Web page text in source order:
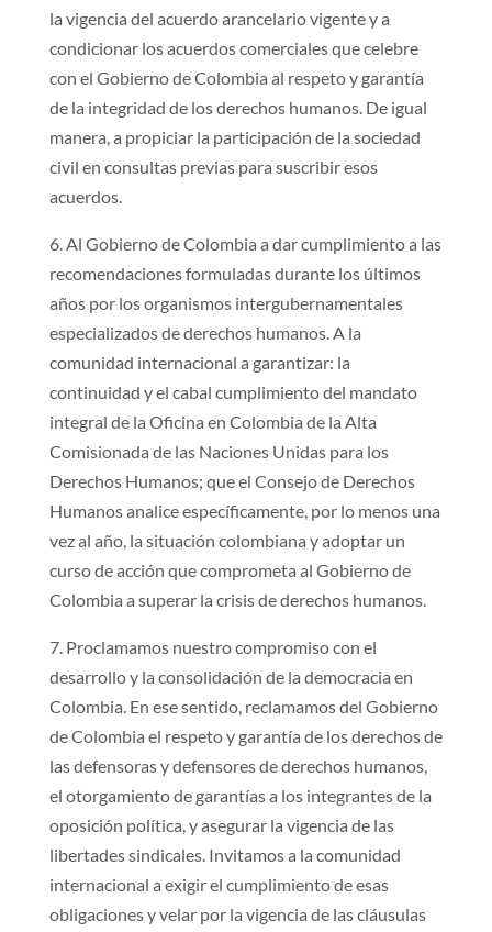
la vigencia del acuerdo arancelario vigente y a
condicionar los acuerdos comerciales que celebre
con el Gobierno de Colombia al respeto y garantía
de la integridad de los derechos humanos. De igual
manera, a propiciar la participación de la sociedad
civil en consultas previas para suscribir esos
acuerdos.
6. Al Gobierno de Colombia a dar cumplimiento a las
recomendaciones formuladas durante los últimos
años por los organismos intergubernamentales
especializados de derechos humanos. A la
comunidad internacional a garantizar: la
continuidad y el cabal cumplimiento del mandato
integral de la Oficina en Colombia de la Alta
Comisionada de las Naciones Unidas para los
Derechos Humanos; que el Consejo de Derechos
Humanos analice específicamente, por lo menos una
vez al año, la situación colombiana y adoptar un
curso de acción que comprometa al Gobierno de
Colombia a superar la crisis de derechos humanos.
7. Proclamamos nuestro compromiso con el
desarrollo y la consolidación de la democracia en
Colombia. En ese sentido, reclamamos del Gobierno
de Colombia el respeto y garantía de los derechos de
las defensoras y defensores de derechos humanos,
el otorgamiento de garantías a los integrantes de la
oposición política, y asegurar la vigencia de las
libertades sindicales. Invitamos a la comunidad
internacional a exigir el cumplimiento de esas
obligaciones y velar por la vigencia de las cláusulas